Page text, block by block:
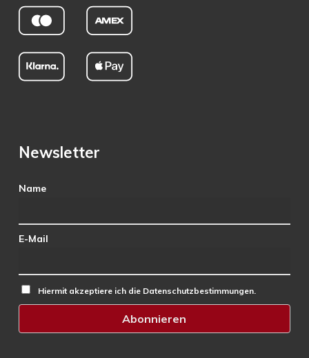
Newsletter
Name
E-Mail
Hiermit akzeptiere ich die Datenschutzbestimmungen.